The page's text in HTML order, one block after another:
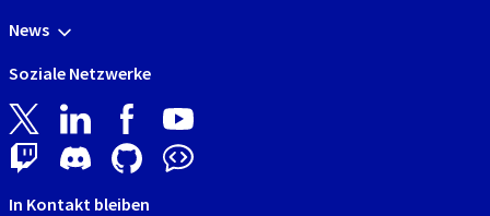
News
Soziale Netzwerke
In Kontakt bleiben